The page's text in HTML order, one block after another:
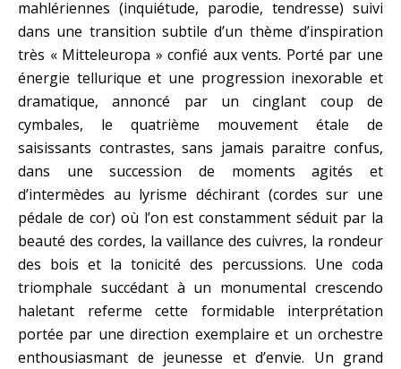
mahlériennes (inquiétude, parodie, tendresse) suivi
dans une transition subtile d’un thème d’inspiration
très « Mitteleuropa » confié aux vents. Porté par une
énergie tellurique et une progression inexorable et
dramatique, annoncé par un cinglant coup de
cymbales, le quatrième mouvement étale de
saisissants contrastes, sans jamais paraitre confus,
dans une succession de moments agités et
d’intermèdes au lyrisme déchirant (cordes sur une
pédale de cor) où l’on est constamment séduit par la
beauté des cordes, la vaillance des cuivres, la rondeur
des bois et la tonicité des percussions. Une coda
triomphale succédant à un monumental crescendo
haletant referme cette formidable interprétation
portée par une direction exemplaire et un orchestre
enthousiasmant de jeunesse et d’envie. Un grand